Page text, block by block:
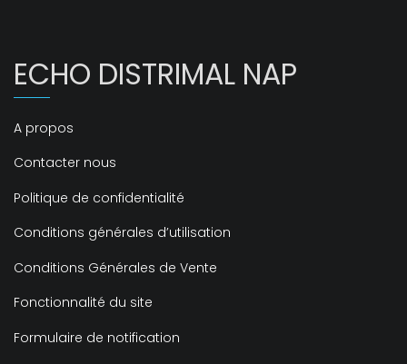
ECHO DISTRIMAL NAP
A propos
Contacter nous
Politique de confidentialité
Conditions générales d’utilisation
Conditions Générales de Vente
Fonctionnalité du site
Formulaire de notification